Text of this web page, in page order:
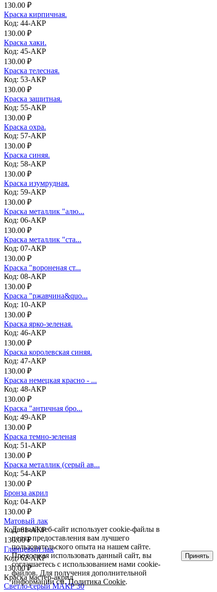
130.00 ₽
Краска кирпичная.
Код: 44-АКР
130.00 ₽
Краска хаки.
Код: 45-АКР
130.00 ₽
Краска телесная.
Код: 53-АКР
130.00 ₽
Краска защитная.
Код: 55-АКР
130.00 ₽
Краска охра.
Код: 57-АКР
130.00 ₽
Краска синяя.
Код: 58-АКР
130.00 ₽
Краска изумрудная.
Код: 59-АКР
130.00 ₽
Краска металлик "алю...
Код: 06-АКР
130.00 ₽
Краска металлик "ста...
Код: 07-АКР
130.00 ₽
Краска "вороненая ст...
Код: 08-АКР
130.00 ₽
Краска "ржавчина&quo...
Код: 10-АКР
130.00 ₽
Краска ярко-зеленая.
Код: 46-АКР
130.00 ₽
Краска королевская синяя.
Код: 47-АКР
130.00 ₽
Краска немецкая красно - ...
Код: 48-АКР
130.00 ₽
Краска "античная бро...
Код: 49-АКР
130.00 ₽
Краска темно-зеленая
Код: 51-АКР
130.00 ₽
Краска металлик (серый ав...
Код: 54-АКР
130.00 ₽
Бронза акрил
Код: 04-АКР
130.00 ₽
Матовый лак
Код: 61-АКР
130.00 ₽
Глянцевый лак
Код: 62-АКР
130.00 ₽
Краска мастер-акрил
Светло-серый МАКР 30
Данный веб-сайт использует cookie-файлы в
целях предоставления вам лучшего
пользовательского опыта на нашем сайте.
Продолжая использовать данный сайт, вы
соглашаетесь с использованием нами cookie-
файлов. Для получения дополнительной
информации см.Политика Cookie.
Принять